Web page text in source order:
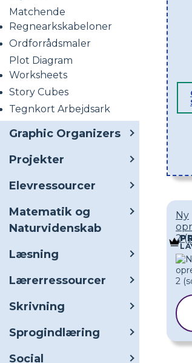
Matchende
Regnearkskabeloner
Ordforrådsmaler
Plot Diagram
Worksheets
Story Cubes
Tegnkort Arbejdsark
Graphic Organizers
Projekter
Elevressourcer
Matematik og
Naturvidenskab
Læsning
Lærerressourcer
Skrivning
Sprogindlæring
Social
Ny
2